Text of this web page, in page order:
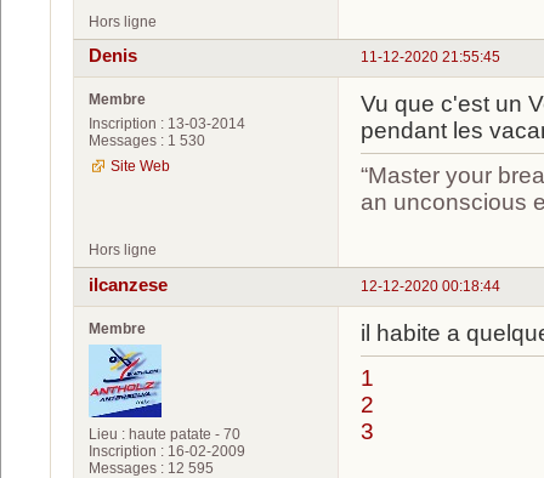
Hors ligne
11-12-2020 21:55:45
Denis
Membre
Inscription : 13-03-2014
Messages : 1 530
Site Web
Vu que c'est un
pendant les
“Master your
an unconscious
Hors ligne
12-12-2020 00:18:44
ilcanzese
Membre
Lieu : haute patate - 70
Inscription : 16-02-2009
Messages : 12 595
il habite a
1
2
3